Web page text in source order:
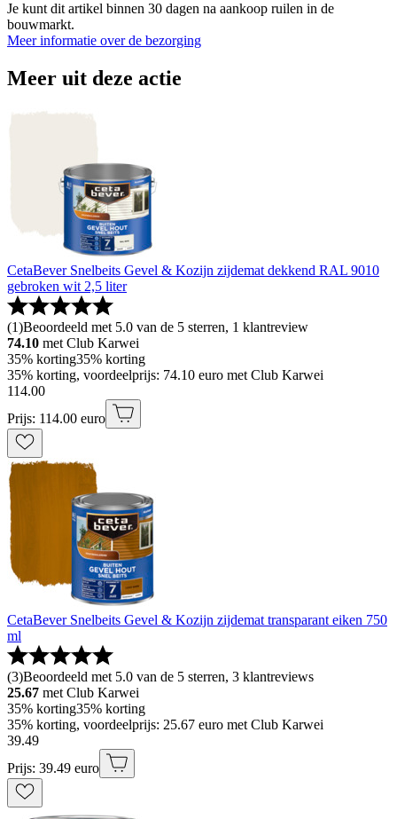
Je kunt dit artikel binnen 30 dagen na aankoop ruilen in de
bouwmarkt.
Meer informatie over de bezorging
Meer uit deze actie
CetaBever Snelbeits Gevel & Kozijn zijdemat dekkend RAL 9010
gebroken wit 2,5 liter
(1)Beoordeeld met 5.0 van de 5 sterren, 1 klantreview
74.10 met Club Karwei
35% korting35% korting
35% korting, voordeelprijs: 74.10 euro met Club Karwei
114.00
Prijs: 114.00 euro
CetaBever Snelbeits Gevel & Kozijn zijdemat transparant eiken 750
ml
(3)Beoordeeld met 5.0 van de 5 sterren, 3 klantreviews
25.67 met Club Karwei
35% korting35% korting
35% korting, voordeelprijs: 25.67 euro met Club Karwei
39.49
Prijs: 39.49 euro